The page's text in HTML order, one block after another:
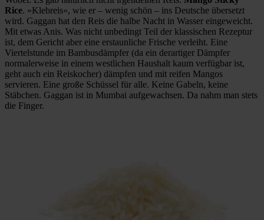
Rice. »Klebreis«, wie er – wenig schön – ins Deutsche übersetzt
wird. Gaggan hat den Reis die halbe Nacht in Wasser eingeweicht.
Mit etwas Anis. Was nicht unbedingt Teil der klassischen Rezeptur
ist, dem Gericht aber eine erstaunliche Frische verleiht. Eine
Viertelstunde im Bambusdämpfer (da ein derartiger Dämpfer
normalerweise in einem westlichen Haushalt kaum verfügbar ist,
geht auch ein Reiskocher) dämpfen und mit reifen Mangos
servieren. Eine große Schüssel für alle. Keine Gabeln, keine
Stäbchen. Gaggan ist in Mumbai aufgewachsen. Da nahm man stets
die Finger.